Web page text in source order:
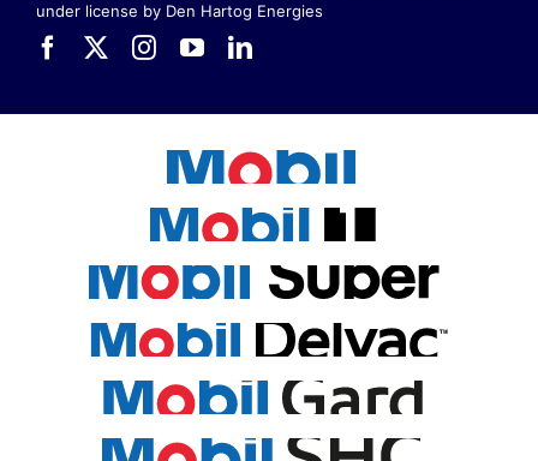
under license by Den Hartog Energies